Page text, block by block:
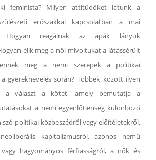
feminista? Milyen attitűdöket látunk a
erőszakkal kapcsolatban a mai
Hogyan reagálnak az apák lányuk
élik meg a női mivoltukat a látássérült
meg a nemi szerepek a politikai
a gyereknevelés során? Többek között ilyen
a választ a kötet, amely bemutatja a
a nemi egyenlőtlenség különböző
politikai közbeszédről vagy előítéletekről,
kapitalizmusról, azonos nemű
hagyományos férfiasságról, a nők és